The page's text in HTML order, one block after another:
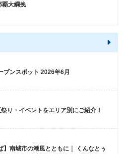
覇大綱挽
プンスポット 2026年6月
り・イベントをエリア別にご紹介！
】南城市の潮風とともに｜ くんなとぅ